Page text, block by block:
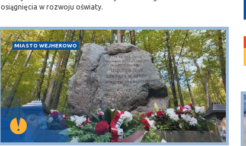
osiągnięcia w rozwoju oświaty.
MIASTO WEJHEROWO